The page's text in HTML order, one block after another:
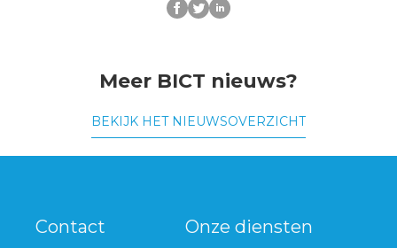
Meer BICT nieuws?
BEKIJK HET NIEUWSOVERZICHT
Contact Onze diensten